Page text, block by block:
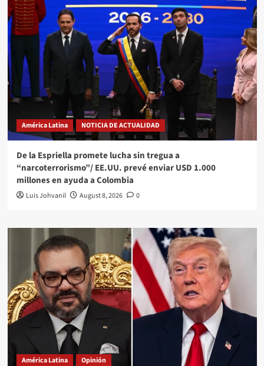
América Latina NOTICIA DE ACTUALIDAD
De la Espriella promete lucha sin tregua a
“narcoterrorismo”/ EE.UU. prevé enviar USD 1.000
millones en ayuda a Colombia
Luis Johvanil August 8, 2026 0
América Latina Opinión